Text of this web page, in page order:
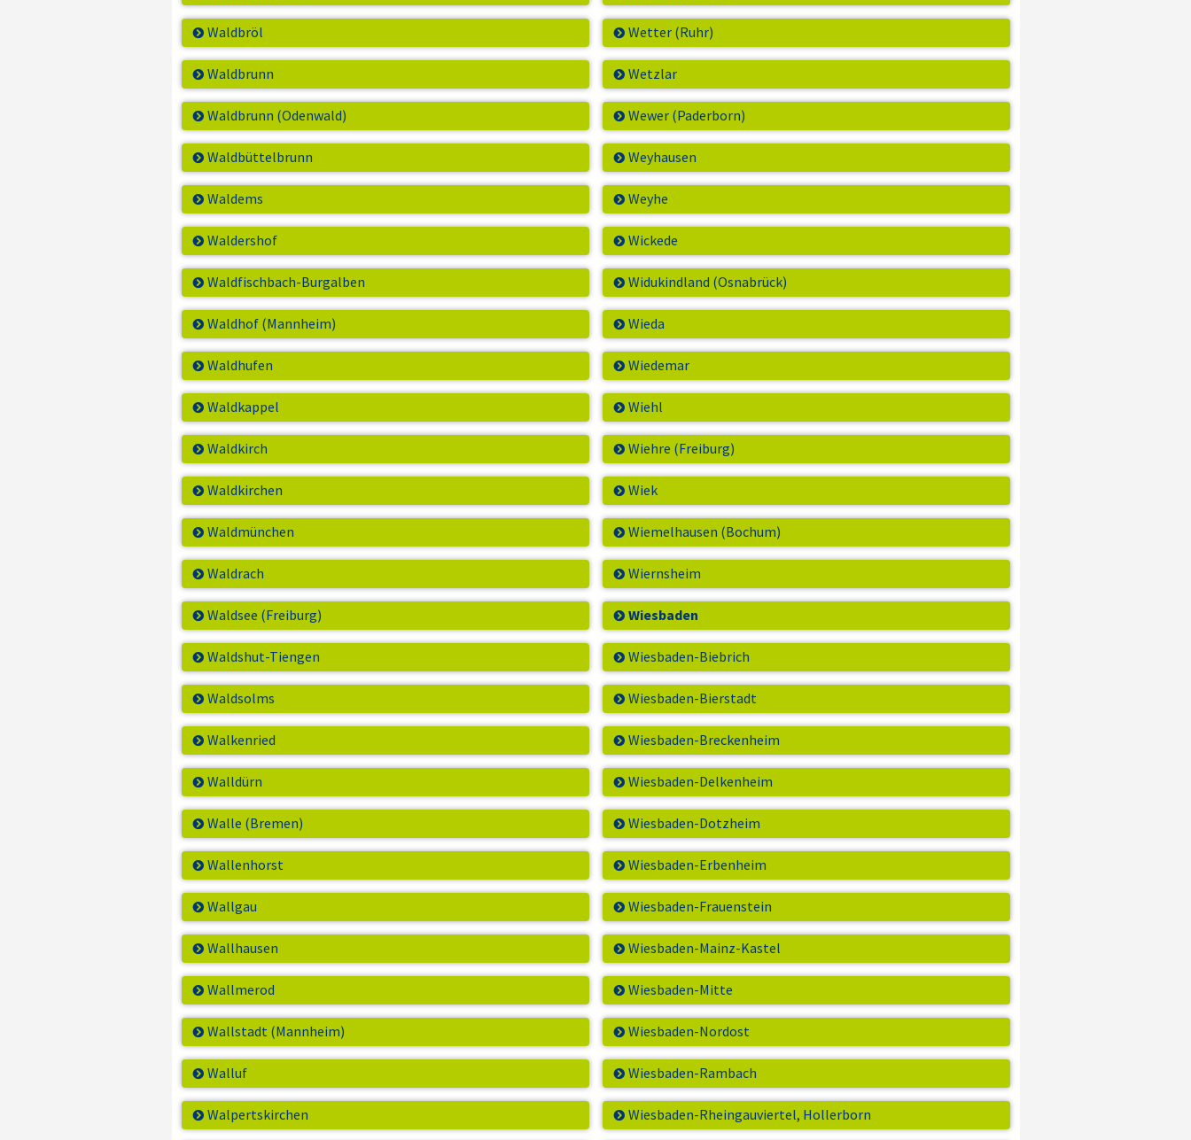
Waldbröl
Waldbrunn
Waldbrunn (Odenwald)
Waldbüttelbrunn
Waldems
Waldershof
Waldfischbach-Burgalben
Waldhof (Mannheim)
Waldhufen
Waldkappel
Waldkirch
Waldkirchen
Waldmünchen
Waldrach
Waldsee (Freiburg)
Waldshut-Tiengen
Waldsolms
Walkenried
Walldürn
Walle (Bremen)
Wallenhorst
Wallgau
Wallhausen
Wallmerod
Wallstadt (Mannheim)
Walluf
Walpertskirchen
Wetter (Ruhr)
Wetzlar
Wewer (Paderborn)
Weyhausen
Weyhe
Wickede
Widukindland (Osnabrück)
Wieda
Wiedemar
Wiehl
Wiehre (Freiburg)
Wiek
Wiemelhausen (Bochum)
Wiernsheim
Wiesbaden
Wiesbaden-Biebrich
Wiesbaden-Bierstadt
Wiesbaden-Breckenheim
Wiesbaden-Delkenheim
Wiesbaden-Dotzheim
Wiesbaden-Erbenheim
Wiesbaden-Frauenstein
Wiesbaden-Mainz-Kastel
Wiesbaden-Mitte
Wiesbaden-Nordost
Wiesbaden-Rambach
Wiesbaden-Rheingauviertel, Hollerborn